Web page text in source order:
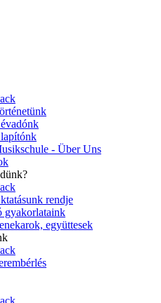
- Über Uns
rendje
gyakorlataink
együttesek